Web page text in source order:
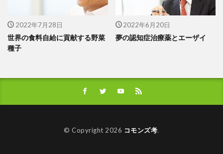
2022年7月28日
世界の食料自給に貢献する野菜
種子
2022年6月20日
夢の認知症治療薬とエーザイ
© Copyright 2026 コモンズ考.